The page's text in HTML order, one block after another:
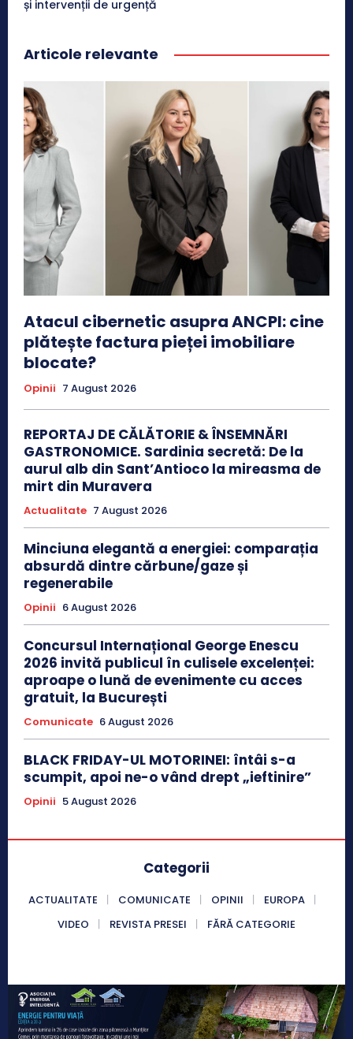
și intervenții de urgență
Articole relevante
Atacul cibernetic asupra ANCPI: cine
plătește factura pieței imobiliare
blocate?
Opinii 7 August 2026
REPORTAJ DE CĂLĂTORIE & ÎNSEMNĂRI
GASTRONOMICE. Sardinia secretă: De la
aurul alb din Sant’Antioco la mireasma de
mirt din Muravera
Actualitate 7 August 2026
Minciuna elegantă a energiei: comparația
absurdă dintre cărbune/gaze și
regenerabile
Opinii 6 August 2026
Concursul Internațional George Enescu
2026 invită publicul în culisele excelenței:
aproape o lună de evenimente cu acces
gratuit, la București
Comunicate 6 August 2026
BLACK FRIDAY-UL MOTORINEI: întâi s-a
scumpit, apoi ne-o vând drept „ieftinire”
Opinii 5 August 2026
Categorii
ACTUALITATE COMUNICATE OPINII
EUROPA
VIDEO
REVISTA PRESEI FĂRĂ CATEGORIE